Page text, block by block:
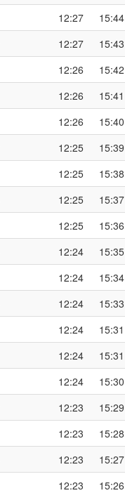
12:27 15:44
12:27 15:43
12:26 15:42
12:26 15:41
12:26 15:40
12:25 15:39
12:25 15:38
12:25 15:37
12:25 15:36
12:24 15:35
12:24 15:34
12:24 15:33
12:24 15:31
12:24 15:31
12:24 15:30
12:23 15:29
12:23 15:28
12:23 15:27
12:23 15:26